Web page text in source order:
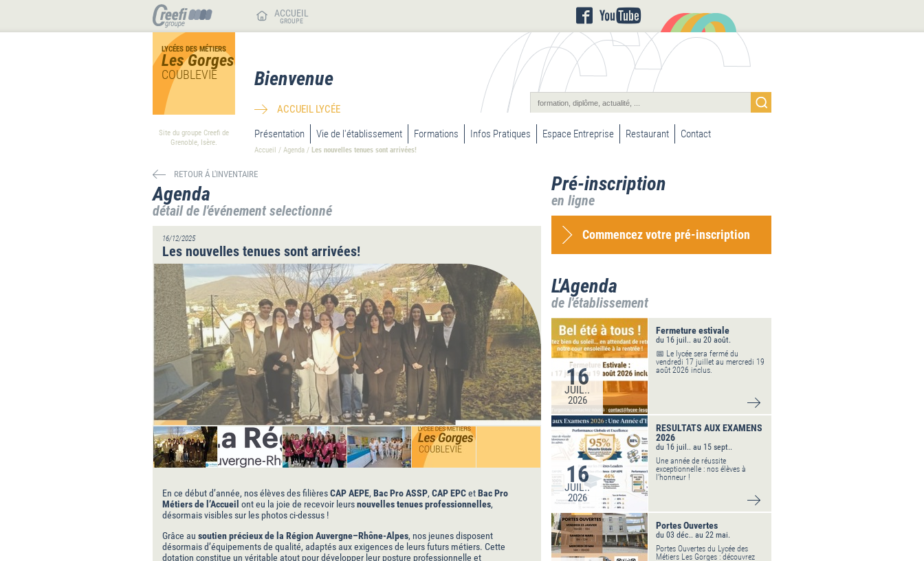
ACCUEIL
GROUPE
LYCÉES DES MÉTIERS
Les Gorges
COUBLEVIE Bienvenue
ACCUEIL LYCÉE
Site du groupe Creefi de
Grenoble, Isère.
Présentation Vie de l'établissement Formations Infos Pratiques Espace Entreprise Restaurant Contact
Accueil / Agenda / Les nouvelles tenues sont arrivées!
RETOUR Á L'INVENTAIRE
Agenda
détail de l'événement selectionné
16/12/2025
Les nouvelles tenues sont arrivées!
En ce début d’année, nos élèves des filièresCAP AEPE, Bac Pro ASSP, CAP EPCetBac Pro
Métiers de l’Accueil ont eu la joie de recevoir leursnouvelles tenues professionnelles,
désormais visibles sur les photos ci-dessus !
Grâce au soutien précieux de la Région Auvergne–Rhône-Alpes, nos jeunes disposent
désormais d’équipements de qualité, adaptés aux exigences de leurs futurs métiers. Cette
dotation constitue un véritable atout pour développer leur posture professionnelle et
Pré-inscription
en ligne
Commencez votre pré-inscription
L'Agenda
de l'établissement
16
JUIL..
2026
Fermeture estivale
du 16 juil.. au 20 août.
📅 Le lycée sera fermé du
vendredi 17 juillet au mercredi 19
août 2026 inclus.
16
JUIL..
2026
RESULTATS AUX EXAMENS
2026
du 16 juil.. au 15 sept..
Une année de réussite
exceptionnelle : nos élèves à
l’honneur !
Portes Ouvertes
du 03 déc.. au 22 mai.
Portes Ouvertes du Lycée des
Métiers Les Gorges : découvrez